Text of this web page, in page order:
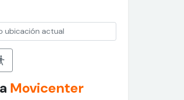
Movicenter